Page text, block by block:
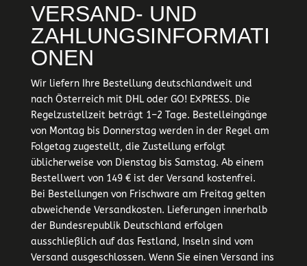
VERSAND- UND
ZAHLUNGSINFORMATI
ONEN
Wir liefern Ihre Bestellung deutschlandweit und
nach Österreich mit DHL oder GO! EXPRESS. Die
Regelzustellzeit beträgt 1–2 Tage. Bestelleingänge
von Montag bis Donnerstag werden in der Regel am
Folgetag zugestellt, die Zustellung erfolgt
üblicherweise von Dienstag bis Samstag. Ab einem
Bestellwert von 149 € ist der Versand kostenfrei.
Bei Bestellungen von Frischware am Freitag gelten
abweichende Versandkosten. Lieferungen innerhalb
der Bundesrepublik Deutschland erfolgen
ausschließlich auf das Festland, Inseln sind vom
Versand ausgeschlossen. Wenn Sie einen Versand ins